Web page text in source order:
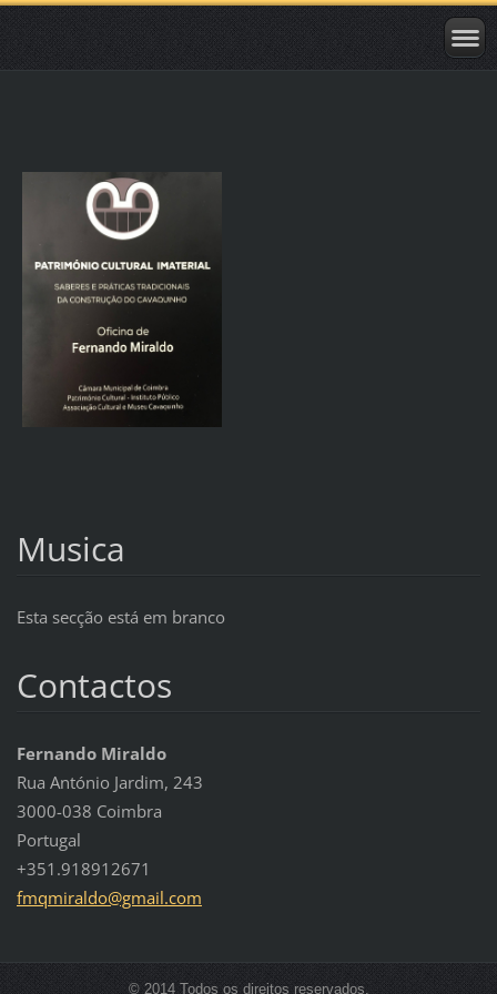
Musica
Esta secção está em branco
Contactos
Fernando Miraldo
Rua António Jardim, 243
3000-038 Coimbra
Portugal
+351.918912671
fmqmiraldo@gmail.com
© 2014 Todos os direitos reservados.